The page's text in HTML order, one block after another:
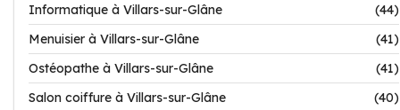
Informatique à Villars-sur-Glâne
(44)
Menuisier à Villars-sur-Glâne
(41)
Ostéopathe à Villars-sur-Glâne
(41)
Salon coiffure à Villars-sur-Glâne
(40)